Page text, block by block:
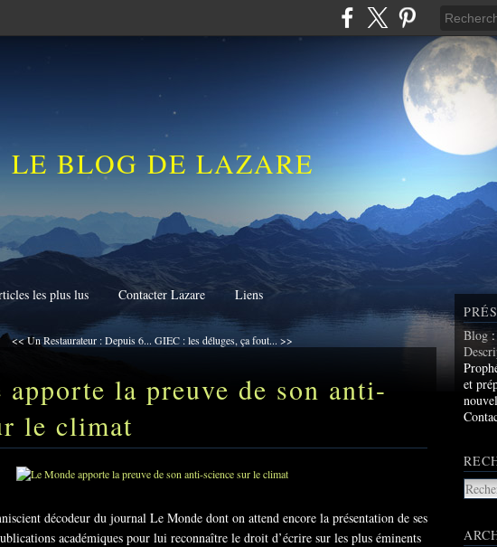
LE BLOG DE LAZARE
les plus lus Contacter Lazare Liens
<< Un Restaurateur : Depuis 6... GIEC : les déluges, ça fout... >>
la preuve de son anti-
le climat
décodeur du journal Le Monde dont on attend encore la présentation de ses
académiques pour lui reconnaître le droit d’écrire sur les plus éminents
Blog
et